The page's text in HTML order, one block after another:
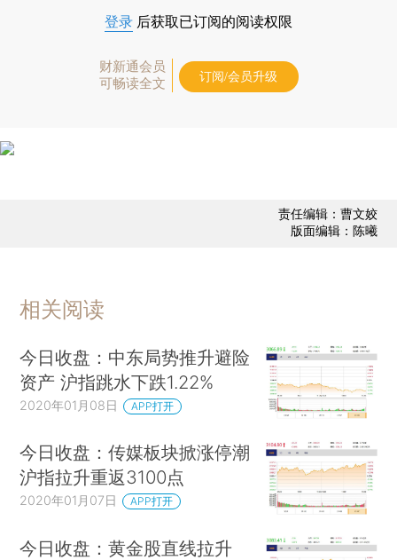
登录 后获取已订阅的阅读权限
财新通会员
可畅读全文
订阅/会员升级
责任编辑：曹文姣
版面编辑：陈曦
相关阅读
今日收盘：中东局势推升避险
资产 沪指跳水下跌1.22%
2020年01月08日 APP打开
今日收盘：传媒板块掀涨停潮
沪指拉升重返3100点
2020年01月07日 APP打开
今日收盘：黄金股直线拉升